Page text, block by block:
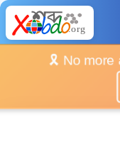
🎗️ No more